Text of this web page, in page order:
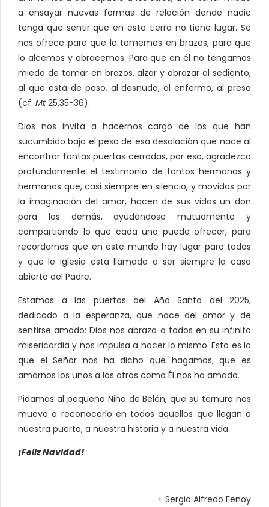
a ensayar nuevas formas de relación donde nadie
tenga que sentir que en esta tierra no tiene lugar. Se
nos ofrece para que lo tomemos en brazos, para que
lo alcemos y abracemos. Para que en él no tengamos
miedo de tomar en brazos, alzar y abrazar al sediento,
al que está de paso, al desnudo, al enfermo, al preso
(cf. Mt25,35-36).
Dios nos invita a hacernos cargo de los que han
sucumbido bajo el peso de esa desolación que nace al
encontrar tantas puertas cerradas, por eso, agradezco
profundamente el testimonio de tantos hermanos y
hermanas que, casi siempre en silencio, y movidos por
la imaginación del amor, hacen de sus vidas un don
para los demás, ayudándose mutuamente y
compartiendo lo que cada uno puede ofrecer, para
recordarnos que en este mundo hay lugar para todos
y que le Iglesia está llamada a ser siempre la casa
abierta del Padre.
Estamos a las puertas del Año Santo del 2025,
dedicado a la esperanza, que nace del amor y de
sentirse amado: Dios nos abraza a todos en su infinita
misericordia y nos impulsa a hacer lo mismo. Esto es lo
que el Señor nos ha dicho que hagamos, que es
amarnos los unos a los otros como Él nos ha amado.
Pidamos al pequeño Niño de Belén, que su ternura nos
mueva a reconocerlo en todos aquellos que llegan a
nuestra puerta, a nuestra historia y a nuestra vida.
¡Feliz Navidad!
+ Sergio Alfredo Fenoy